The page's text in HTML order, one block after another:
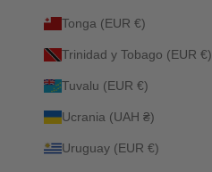
Tonga (EUR €)
Trinidad y Tobago (EUR €)
Tuvalu (EUR €)
Ucrania (UAH ₴)
Uruguay (EUR €)